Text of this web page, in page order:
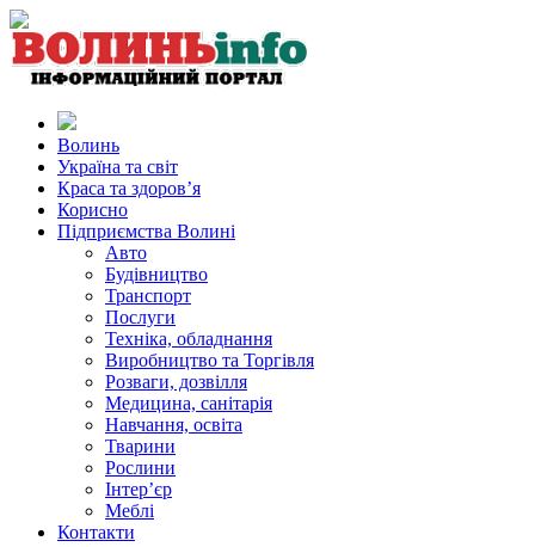
Волинь
Україна та світ
Краса та здоров’я
Корисно
Підприємства Волині
Авто
Будівництво
Транспорт
Послуги
Техніка, обладнання
Виробництво та Торгівля
Розваги, дозвілля
Медицина, санітарія
Навчання, освіта
Тварини
Рослини
Інтер’єр
Меблі
Контакти